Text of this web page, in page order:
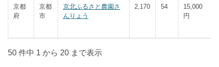
京都
府
京都
市
京北ふるさと農園さ
んりょう
2,170 54
15,000
円
50 件中 1 から 20 まで表示